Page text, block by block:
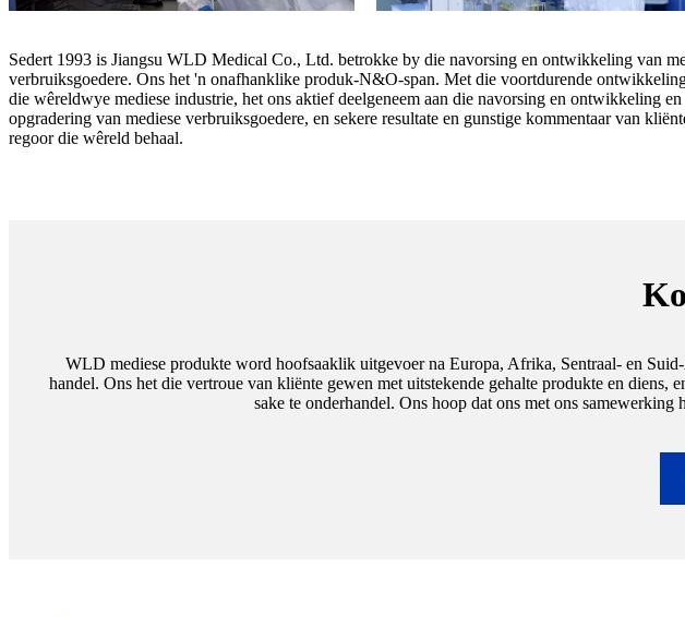
Sedert 1993 is Jiangsu WLD Medical Co., Ltd. betrokke by die navorsing en ontwikkeling van
verbruiksgoedere. Ons het 'n onafhanklike produk-N&O-span. Met die voortdurende
die wêreldwye mediese industrie, het ons aktief deelgeneem aan die navorsing en ontwikkeling en
opgradering van mediese verbruiksgoedere, en sekere resultate en gunstige kommentaar van
regoor die wêreld behaal.
WLD mediese produkte word hoofsaaklik uitgevoer na Europa, Afrika, Sentraal- en
handel. Ons het die vertroue van kliënte gewen met uitstekende gehalte produkte en
sake te onderhandel. Ons hoop dat ons met ons